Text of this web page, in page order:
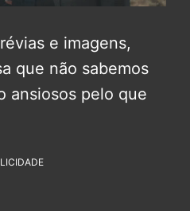
e imagens,
que não sabemos
ansiosos pelo que